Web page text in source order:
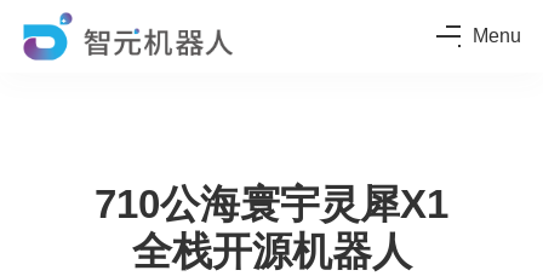
Menu
710公海寰宇灵犀X1
全栈开源机器人